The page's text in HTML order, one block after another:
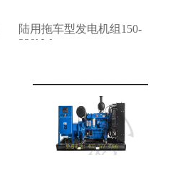
陆用拖车型发电机组150-
320kW